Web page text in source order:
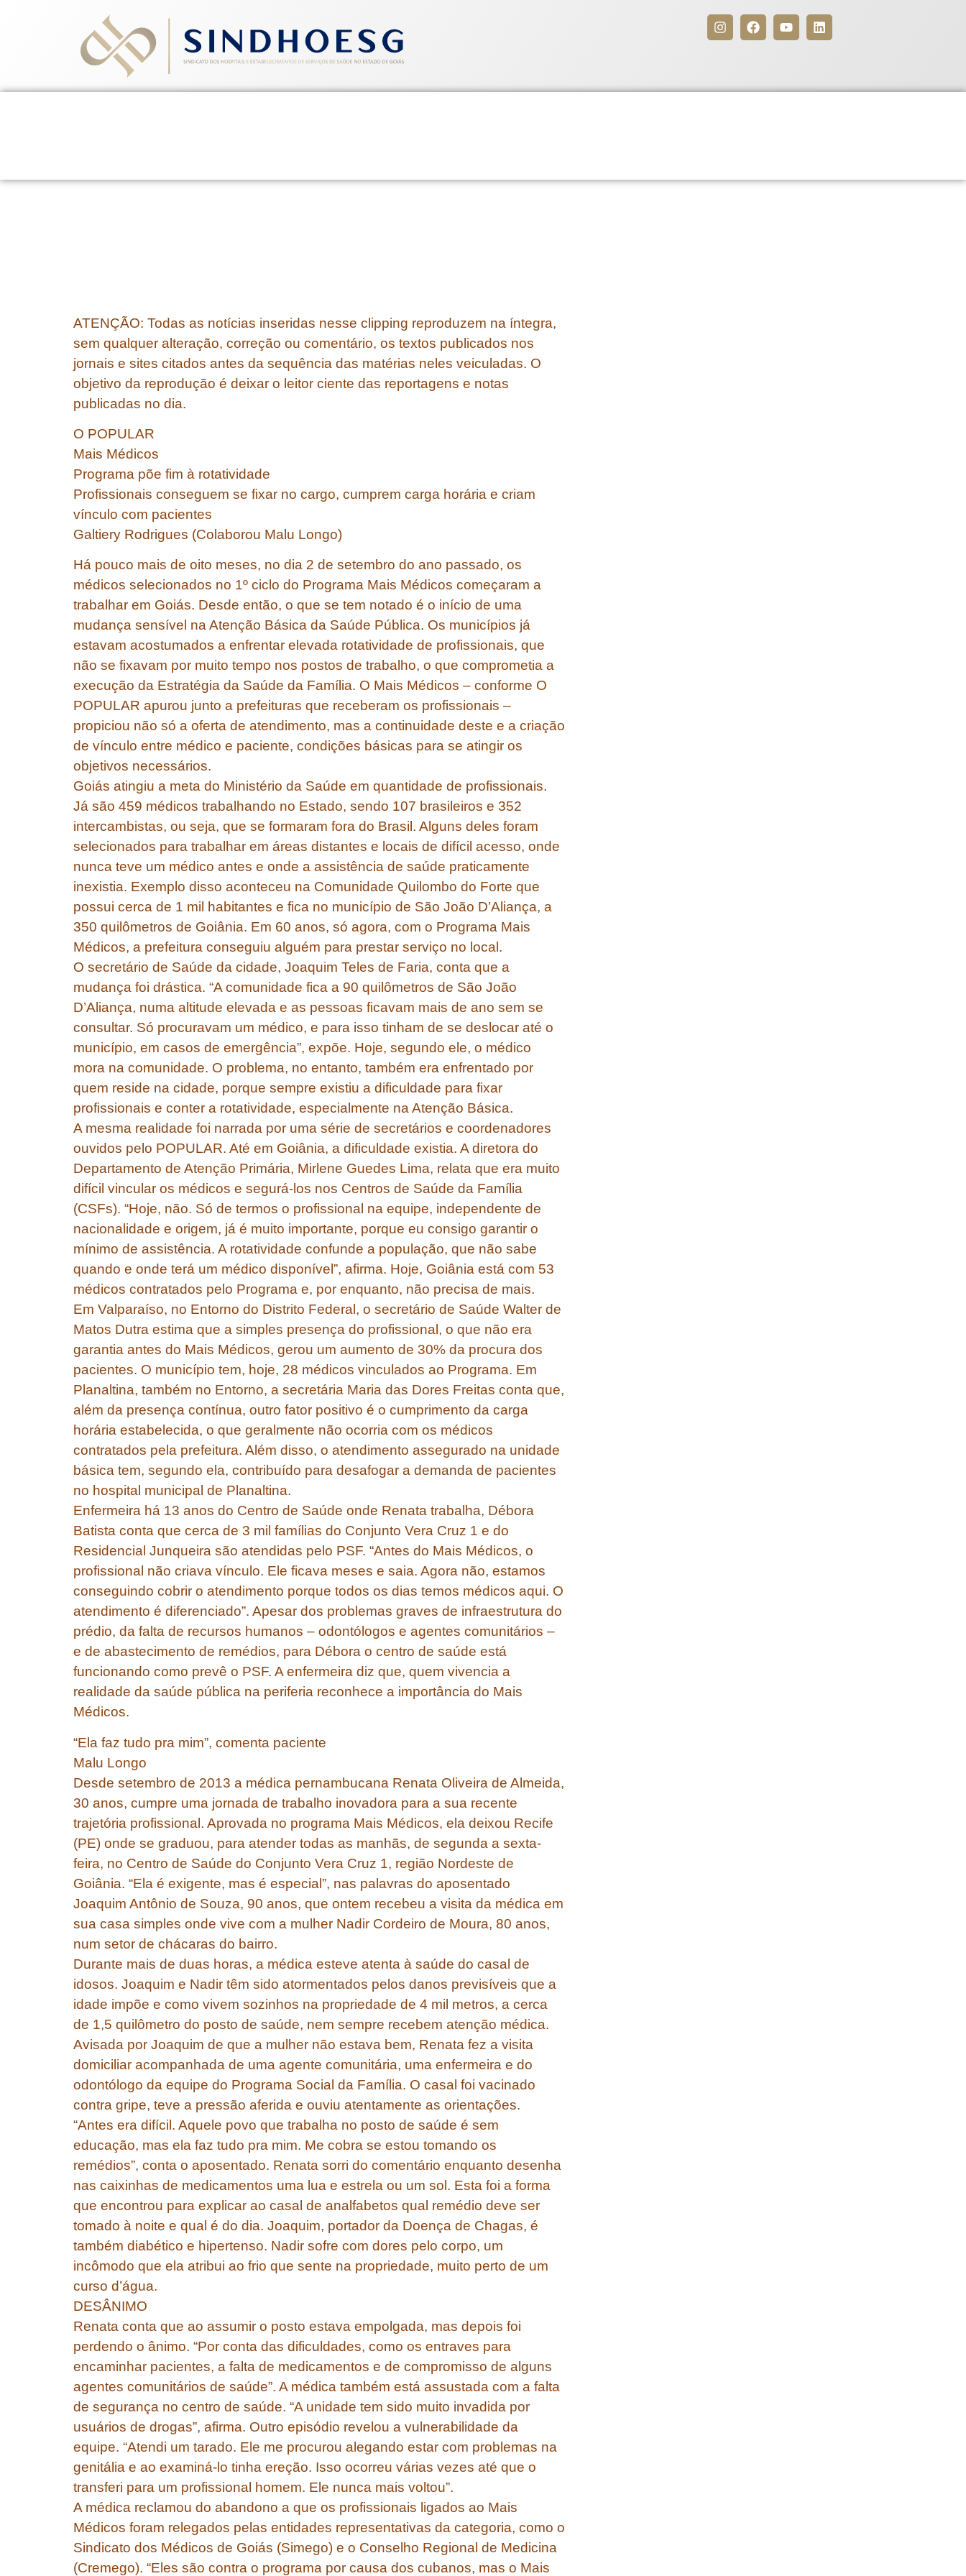
ATENÇÃO: Todas as notícias inseridas nesse clipping reproduzem na íntegra,
sem qualquer alteração, correção ou comentário, os textos publicados nos
jornais e sites citados antes da sequência das matérias neles veiculadas. O
objetivo da reprodução é deixar o leitor ciente das reportagens e notas
publicadas no dia.
O POPULAR
Mais Médicos
Programa põe fim à rotatividade
Profissionais conseguem se fixar no cargo, cumprem carga horária e criam
vínculo com pacientes
Galtiery Rodrigues (Colaborou Malu Longo)
Há pouco mais de oito meses, no dia 2 de setembro do ano passado, os
médicos selecionados no 1º ciclo do Programa Mais Médicos começaram a
trabalhar em Goiás. Desde então, o que se tem notado é o início de uma
mudança sensível na Atenção Básica da Saúde Pública. Os municípios já
estavam acostumados a enfrentar elevada rotatividade de profissionais, que
não se fixavam por muito tempo nos postos de trabalho, o que comprometia a
execução da Estratégia da Saúde da Família. O Mais Médicos – conforme O
POPULAR apurou junto a prefeituras que receberam os profissionais –
propiciou não só a oferta de atendimento, mas a continuidade deste e a criação
de vínculo entre médico e paciente, condições básicas para se atingir os
objetivos necessários.
Goiás atingiu a meta do Ministério da Saúde em quantidade de profissionais.
Já são 459 médicos trabalhando no Estado, sendo 107 brasileiros e 352
intercambistas, ou seja, que se formaram fora do Brasil. Alguns deles foram
selecionados para trabalhar em áreas distantes e locais de difícil acesso, onde
nunca teve um médico antes e onde a assistência de saúde praticamente
inexistia. Exemplo disso aconteceu na Comunidade Quilombo do Forte que
possui cerca de 1 mil habitantes e fica no município de São João D’Aliança, a
350 quilômetros de Goiânia. Em 60 anos, só agora, com o Programa Mais
Médicos, a prefeitura conseguiu alguém para prestar serviço no local.
O secretário de Saúde da cidade, Joaquim Teles de Faria, conta que a
mudança foi drástica. “A comunidade fica a 90 quilômetros de São João
D’Aliança, numa altitude elevada e as pessoas ficavam mais de ano sem se
consultar. Só procuravam um médico, e para isso tinham de se deslocar até o
município, em casos de emergência”, expõe. Hoje, segundo ele, o médico
mora na comunidade. O problema, no entanto, também era enfrentado por
quem reside na cidade, porque sempre existiu a dificuldade para fixar
profissionais e conter a rotatividade, especialmente na Atenção Básica.
A mesma realidade foi narrada por uma série de secretários e coordenadores
ouvidos pelo POPULAR. Até em Goiânia, a dificuldade existia. A diretora do
Departamento de Atenção Primária, Mirlene Guedes Lima, relata que era muito
difícil vincular os médicos e segurá-los nos Centros de Saúde da Família
(CSFs). “Hoje, não. Só de termos o profissional na equipe, independente de
nacionalidade e origem, já é muito importante, porque eu consigo garantir o
mínimo de assistência. A rotatividade confunde a população, que não sabe
quando e onde terá um médico disponível”, afirma. Hoje, Goiânia está com 53
médicos contratados pelo Programa e, por enquanto, não precisa de mais.
Em Valparaíso, no Entorno do Distrito Federal, o secretário de Saúde Walter de
Matos Dutra estima que a simples presença do profissional, o que não era
garantia antes do Mais Médicos, gerou um aumento de 30% da procura dos
pacientes. O município tem, hoje, 28 médicos vinculados ao Programa. Em
Planaltina, também no Entorno, a secretária Maria das Dores Freitas conta que,
além da presença contínua, outro fator positivo é o cumprimento da carga
horária estabelecida, o que geralmente não ocorria com os médicos
contratados pela prefeitura. Além disso, o atendimento assegurado na unidade
básica tem, segundo ela, contribuído para desafogar a demanda de pacientes
no hospital municipal de Planaltina.
Enfermeira há 13 anos do Centro de Saúde onde Renata trabalha, Débora
Batista conta que cerca de 3 mil famílias do Conjunto Vera Cruz 1 e do
Residencial Junqueira são atendidas pelo PSF. “Antes do Mais Médicos, o
profissional não criava vínculo. Ele ficava meses e saia. Agora não, estamos
conseguindo cobrir o atendimento porque todos os dias temos médicos aqui. O
atendimento é diferenciado”. Apesar dos problemas graves de infraestrutura do
prédio, da falta de recursos humanos – odontólogos e agentes comunitários –
e de abastecimento de remédios, para Débora o centro de saúde está
funcionando como prevê o PSF. A enfermeira diz que, quem vivencia a
realidade da saúde pública na periferia reconhece a importância do Mais
Médicos.
“Ela faz tudo pra mim”, comenta paciente
Malu Longo
Desde setembro de 2013 a médica pernambucana Renata Oliveira de Almeida,
30 anos, cumpre uma jornada de trabalho inovadora para a sua recente
trajetória profissional. Aprovada no programa Mais Médicos, ela deixou Recife
(PE) onde se graduou, para atender todas as manhãs, de segunda a sexta-
feira, no Centro de Saúde do Conjunto Vera Cruz 1, região Nordeste de
Goiânia. “Ela é exigente, mas é especial”, nas palavras do aposentado
Joaquim Antônio de Souza, 90 anos, que ontem recebeu a visita da médica em
sua casa simples onde vive com a mulher Nadir Cordeiro de Moura, 80 anos,
num setor de chácaras do bairro.
Durante mais de duas horas, a médica esteve atenta à saúde do casal de
idosos. Joaquim e Nadir têm sido atormentados pelos danos previsíveis que a
idade impõe e como vivem sozinhos na propriedade de 4 mil metros, a cerca
de 1,5 quilômetro do posto de saúde, nem sempre recebem atenção médica.
Avisada por Joaquim de que a mulher não estava bem, Renata fez a visita
domiciliar acompanhada de uma agente comunitária, uma enfermeira e do
odontólogo da equipe do Programa Social da Família. O casal foi vacinado
contra gripe, teve a pressão aferida e ouviu atentamente as orientações.
“Antes era difícil. Aquele povo que trabalha no posto de saúde é sem
educação, mas ela faz tudo pra mim. Me cobra se estou tomando os
remédios”, conta o aposentado. Renata sorri do comentário enquanto desenha
nas caixinhas de medicamentos uma lua e estrela ou um sol. Esta foi a forma
que encontrou para explicar ao casal de analfabetos qual remédio deve ser
tomado à noite e qual é do dia. Joaquim, portador da Doença de Chagas, é
também diabético e hipertenso. Nadir sofre com dores pelo corpo, um
incômodo que ela atribui ao frio que sente na propriedade, muito perto de um
curso d’água.
DESÂNIMO
Renata conta que ao assumir o posto estava empolgada, mas depois foi
perdendo o ânimo. “Por conta das dificuldades, como os entraves para
encaminhar pacientes, a falta de medicamentos e de compromisso de alguns
agentes comunitários de saúde”. A médica também está assustada com a falta
de segurança no centro de saúde. “A unidade tem sido muito invadida por
usuários de drogas”, afirma. Outro episódio revelou a vulnerabilidade da
equipe. “Atendi um tarado. Ele me procurou alegando estar com problemas na
genitália e ao examiná-lo tinha ereção. Isso ocorreu várias vezes até que o
transferi para um profissional homem. Ele nunca mais voltou”.
A médica reclamou do abandono a que os profissionais ligados ao Mais
Médicos foram relegados pelas entidades representativas da categoria, como o
Sindicato dos Médicos de Goiás (Simego) e o Conselho Regional de Medicina
(Cremego). “Eles são contra o programa por causa dos cubanos, mas o Mais